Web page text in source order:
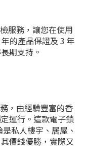
服務，讓您在使用
的產品保證及 3 年
期支持。
，由經驗豐富的香
運行。這款電子鎖
私人樓宇、居屋、
價錢優勝，實際又